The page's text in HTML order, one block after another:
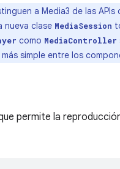
a Media3 de las APIs
nueva clase MediaSession
como MediaController
simple entre los
permite la